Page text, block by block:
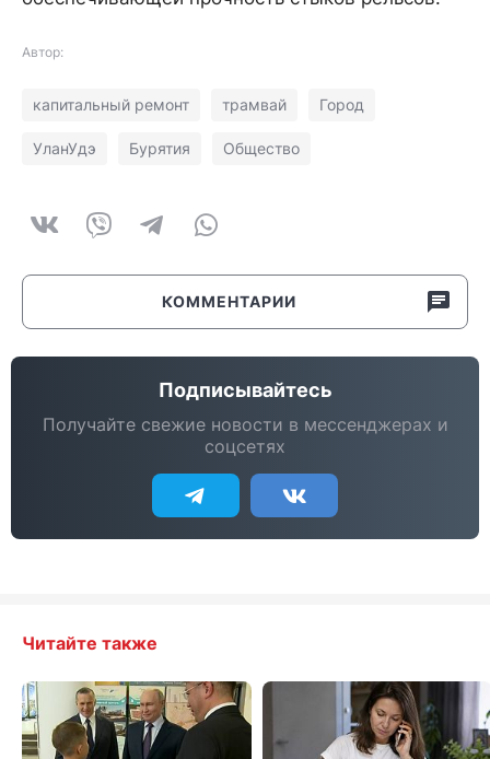
Автор:
капитальный ремонт трамвай Город
УланУдэ Бурятия Общество
КОММЕНТАРИИ
Подписывайтесь
Получайте свежие новости в мессенджерах и
соцсетях
Читайте также